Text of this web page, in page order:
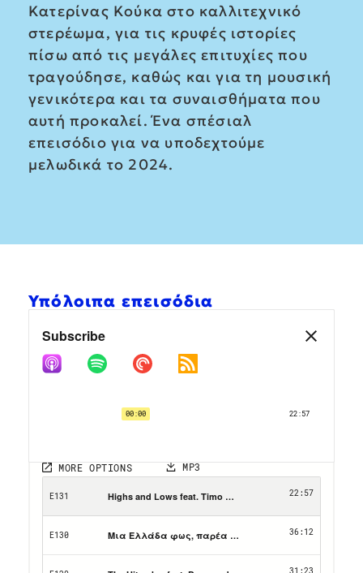
Κατερίνας Κούκα στο καλλιτεχνικό
στερέωμα, για τις κρυφές ιστορίες
πίσω από τις μεγάλες επιτυχίες που
τραγούδησε, καθώς και για τη μουσική
γενικότερα και τα συναισθήματα που
αυτή προκαλεί. Ένα σπέσιαλ
επεισόδιο για να υποδεχτούμε
μελωδικά το 2024.
Υπόλοιπα επεισόδια